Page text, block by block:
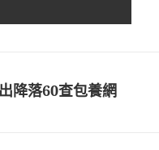
降落60查包養網